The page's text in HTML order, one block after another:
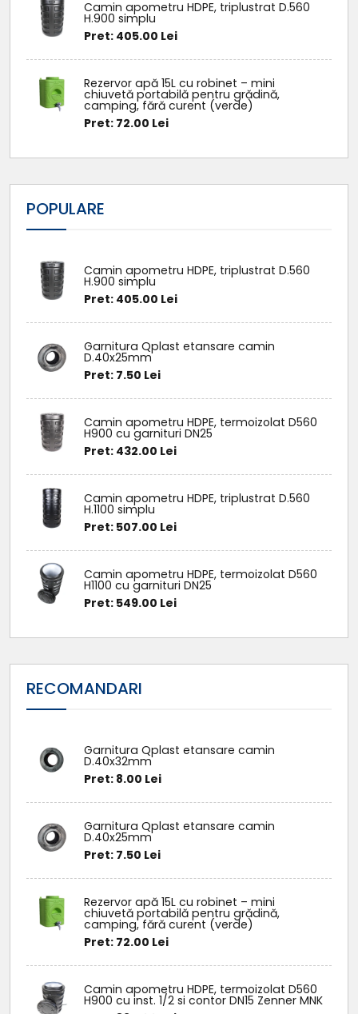
Camin apometru HDPE, triplustrat D.560
H.900 simplu
Pret: 405.00 Lei
Rezervor apă 15L cu robinet – mini
chiuvetă portabilă pentru grădină,
camping, fără curent (verde)
Pret: 72.00 Lei
POPULARE
Camin apometru HDPE, triplustrat D.560
H.900 simplu
Pret: 405.00 Lei
Garnitura Qplast etansare camin
D.40x25mm
Pret: 7.50 Lei
Camin apometru HDPE, termoizolat D560
H900 cu garnituri DN25
Pret: 432.00 Lei
Camin apometru HDPE, triplustrat D.560
H.1100 simplu
Pret: 507.00 Lei
Camin apometru HDPE, termoizolat D560
H1100 cu garnituri DN25
Pret: 549.00 Lei
RECOMANDARI
Garnitura Qplast etansare camin
D.40x32mm
Pret: 8.00 Lei
Garnitura Qplast etansare camin
D.40x25mm
Pret: 7.50 Lei
Rezervor apă 15L cu robinet – mini
chiuvetă portabilă pentru grădină,
camping, fără curent (verde)
Pret: 72.00 Lei
Camin apometru HDPE, termoizolat D560
H900 cu inst. 1/2 si contor DN15 Zenner MNK